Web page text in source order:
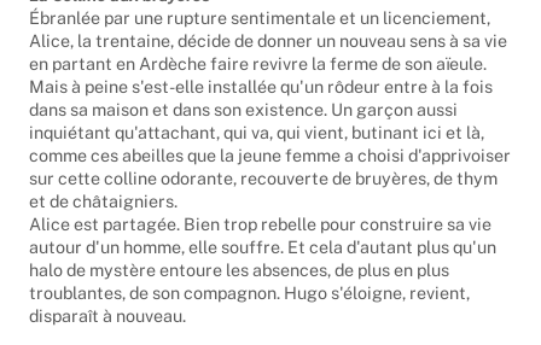
La Colline aux bruyères
Ébranlée par une rupture sentimentale et un licenciement,
Alice, la trentaine, décide de donner un nouveau sens à sa vie
en partant en Ardèche faire revivre la ferme de son aïeule.
Mais à peine s'est-elle installée qu'un rôdeur entre à la fois
dans sa maison et dans son existence. Un garçon aussi
inquiétant qu'attachant, qui va, qui vient, butinant ici et là,
comme ces abeilles que la jeune femme a choisi d'apprivoiser
sur cette colline odorante, recouverte de bruyères, de thym
et de châtaigniers.
Alice est partagée. Bien trop rebelle pour construire sa vie
autour d'un homme, elle souffre. Et cela d'autant plus qu'un
halo de mystère entoure les absences, de plus en plus
troublantes, de son compagnon. Hugo s'éloigne, revient,
disparaît à nouveau.